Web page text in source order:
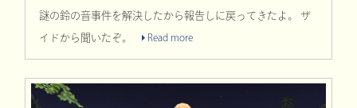
謎の鈴の音事件を解決したから報告しに戻ってきたよ。 ザ
イドから聞いたぞ。 Read more